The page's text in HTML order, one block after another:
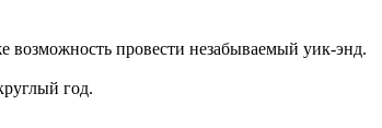
возможность провести незабываемый уик-энд.
год.